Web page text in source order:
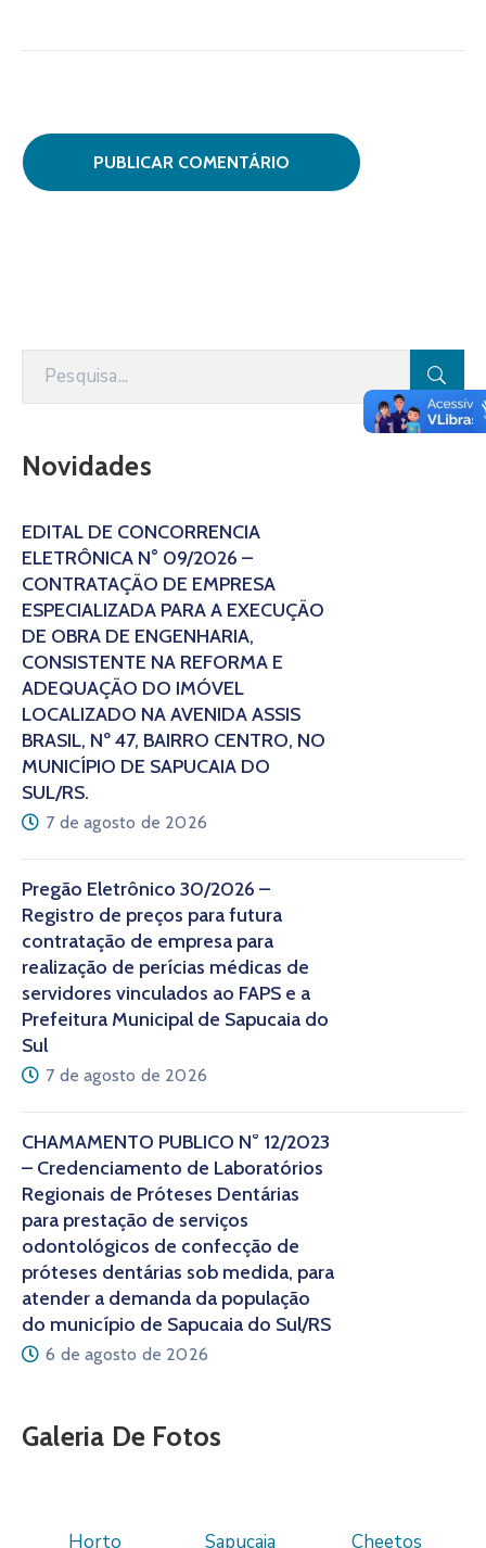
Novidades
EDITAL DE CONCORRÊNCIA
ELETRÔNICA N° 09/2026 –
CONTRATAÇÃO DE EMPRESA
ESPECIALIZADA PARA A EXECUÇÃO
DE OBRA DE ENGENHARIA,
CONSISTENTE NA REFORMA E
ADEQUAÇÃO DO IMÓVEL
LOCALIZADO NA AVENIDA ASSIS
BRASIL, Nº 47, BAIRRO CENTRO, NO
MUNICÍPIO DE SAPUCAIA DO
SUL/RS.
7 de agosto de 2026
Pregão Eletrônico 30/2026 –
Registro de preços para futura
contratação de empresa para
realização de perícias médicas de
servidores vinculados ao FAPS e a
Prefeitura Municipal de Sapucaia do
Sul
7 de agosto de 2026
CHAMAMENTO PÚBLICO N° 12/2023
– Credenciamento de Laboratórios
Regionais de Próteses Dentárias
para prestação de serviços
odontológicos de confecção de
próteses dentárias sob medida, para
atender a demanda da população
do município de Sapucaia do Sul/RS
6 de agosto de 2026
Galeria De Fotos
Horto Sapucaia Cheetos